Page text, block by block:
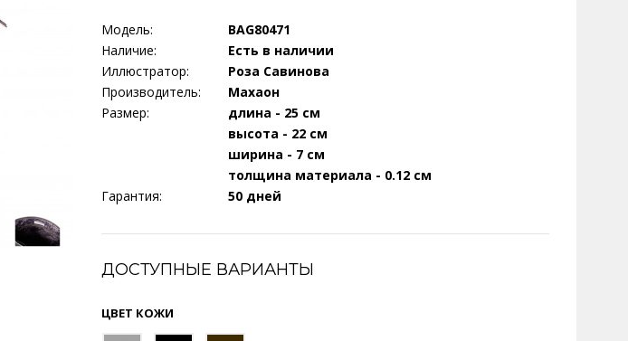
Модель:
BAG80471
Наличие:
Есть в наличии
Иллюстратор:
Роза Савинова
Производитель:
Махаон
Размер:
длина - 25 см
высота - 22 см
ширина - 7 см
толщина материала - 0.12 см
Гарантия:
50 дней
ДОСТУПНЫЕ ВАРИАНТЫ
ЦВЕТ КОЖИ